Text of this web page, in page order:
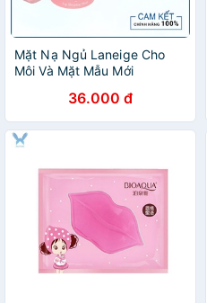
Mặt Nạ Ngủ Laneige Cho
Môi Và Mặt Mẫu Mới
36.000 đ